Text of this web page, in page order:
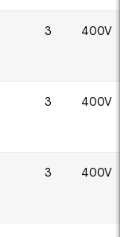
3 400V
3 400V
3 400V